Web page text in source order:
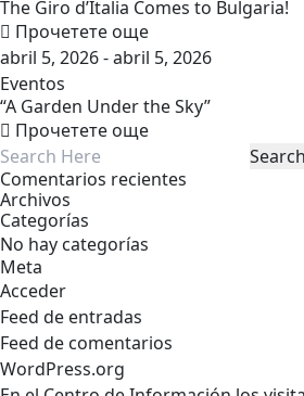
The Giro d’Italia Comes to Bulgaria!
Прочетете още
abril 5, 2026 - abril 5, 2026
Eventos
“A Garden Under the Sky”
Прочетете още
Comentarios recientes
Archivos
Categorías
No hay categorías
Meta
Acceder
Feed de entradas
Feed de comentarios
WordPress.org